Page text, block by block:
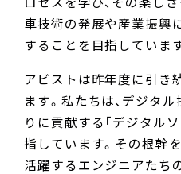
車技術の発展や産業振興
することを目指しています
アビストは昨年度に引き
ます。私たちは、デジタ
りに貢献する「デジタル
指しています。その根幹
活躍するエンジニアたち